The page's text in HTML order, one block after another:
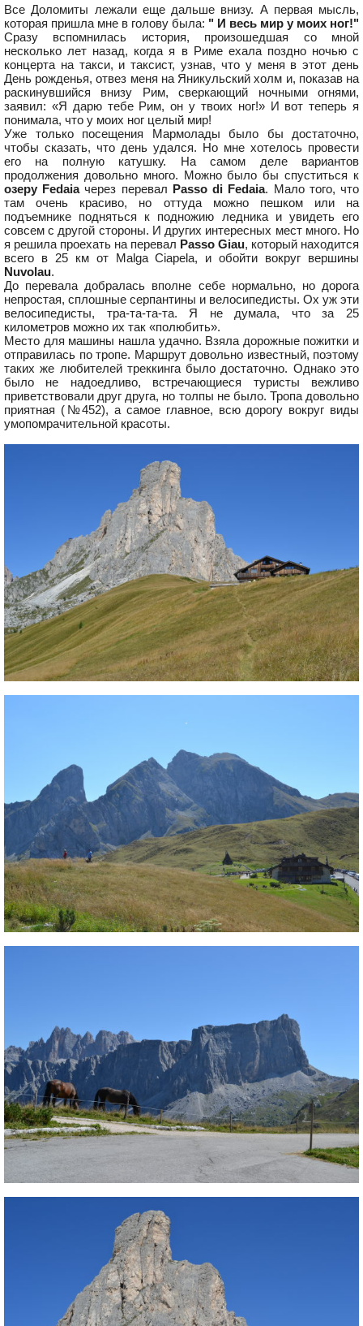
Все Доломиты лежали еще дальше внизу. А первая мысль,
которая пришла мне в голову была: " И весь мир у моих ног!"
Сразу вспомнилась история, произошедшая со мной
несколько лет назад, когда я в Риме ехала поздно ночью с
концерта на такси, и таксист, узнав, что у меня в этот день
День рожденья, отвез меня на Яникульский холм и, показав на
раскинувшийся внизу Рим, сверкающий ночными огнями,
заявил: «Я дарю тебе Рим, он у твоих ног!» И вот теперь я
понимала, что у моих ног целый мир!
Уже только посещения Мармолады было бы достаточно,
чтобы сказать, что день удался. Но мне хотелось провести
его на полную катушку. На самом деле вариантов
продолжения довольно много. Можно было бы спуститься к
озеру Fedaiaчерез перевал Passo di Fedaia. Мало того, что
там очень красиво, но оттуда можно пешком или на
подъемнике подняться к подножию ледника и увидеть его
совсем с другой стороны. И других интересных мест много. Но
я решила проехать на перевал Passo Giau, который находится
всего в 25 км от Malga Ciapela, и обойти вокруг вершины
Nuvolau.
До перевала добралась вполне себе нормально, но дорога
непростая, сплошные серпантины и велосипедисты. Ох уж эти
велосипедисты, тра-та-та-та. Я не думала, что за 25
километров можно их так «полюбить».
Место для машины нашла удачно. Взяла дорожные пожитки и
отправилась по тропе. Маршрут довольно известный, поэтому
таких же любителей треккинга было достаточно. Однако это
было не надоедливо, встречающиеся туристы вежливо
приветствовали друг друга, но толпы не было. Тропа довольно
приятная (№452), а самое главное, всю дорогу вокруг виды
умопомрачительной красоты.